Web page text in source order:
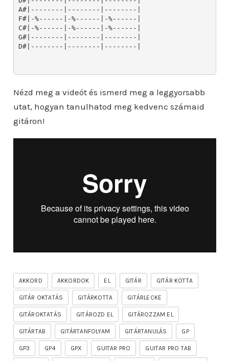
Nézd meg a videót és ismerd meg a leggyorsabb
utat, hogyan tanulhatod meg kedvenc számaid
gitáron!
AKKORD AKKORDOK EL GITÁR GITÁR KOTTA
GITÁR OKTATÁS GITÁRKOTTA GITÁRLECKE
GITÁROKTATÁS GITÁROZD EL GITÁROZZAM EL
GITÁRTAB GITÁRTANFOLYAM GITÁRTANULÁS GP
GP3 GP4 GPX GUITAR PRO GUITAR PRO TAB